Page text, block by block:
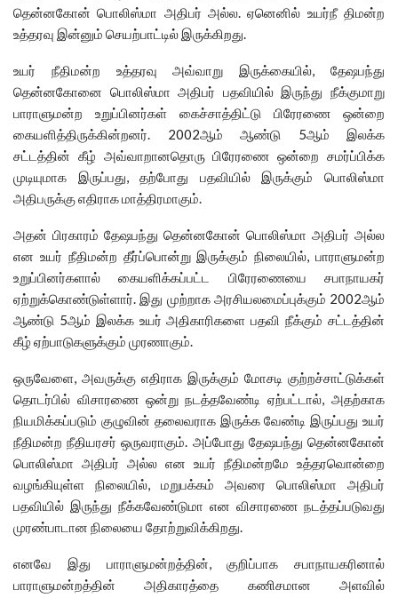
தென்னகோன் பொலிஸ்மா அதிபர் அல்ல. ஏனெனில் உயர்நீ திமன்ற
உத்தரவு இன்னும் செயற்பாட்டில் இருக்கிறது.
உயர் நீதிமன்ற உத்தரவு அவ்வாறு இருக்கையில், தேஷபந்து
தென்னகோனை பொலிஸ்மா அதிபர் பதவியில் இருந்து நீக்குமாறு
பாராளுமன்ற உறுப்பினர்கள் கைச்சாத்திட்டு பிரேரணை ஒன்றை
கையளித்திருக்கின்றனர். 2002ஆம் ஆண்டு 5ஆம் இலக்க
சட்டத்தின் கீழ் அவ்வாறானதொரு பிரேரணை ஒன்றை சமர்ப்பிக்க
முடியுமாக இருப்பது, தற்போது பதவியில் இருக்கும் பொலிஸ்மா
அதிபருக்கு எதிராக மாத்திரமாகும்.
அதன் பிரகாரம் தேஷபந்து தென்னகோன் பொலிஸ்மா அதிபர் அல்ல
என உயர் நீதிமன்ற தீர்ப்பொன்று இருக்கும் நிலையில், பாராளுமன்ற
உறுப்பினர்களால் கையளிக்கப்பட்ட பிரேரணையை சபாநாயகர்
ஏற்றுக்கொண்டுள்ளார். இது முற்றாக அரசியலமைப்புக்கும் 2002ஆம்
ஆண்டு 5ஆம் இலக்க உயர் அதிகாரிகளை பதவி நீக்கும் சட்டத்தின்
கீழ் ஏற்பாடுகளுக்கும் முரணாகும்.
ஒருவேளை, அவருக்கு எதிராக இருக்கும் மோசடி குற்றச்சாட்டுக்கள்
தொடர்பில் விசாரணை ஒன்று நடத்தவேண்டி ஏற்பட்டால், அதற்காக
நியமிக்கப்படும் குழுவின் தலைவராக இருக்க வேண்டி இருப்பது உயர்
நீதிமன்ற நீதியரசர் ஒருவராகும். அப்போது தேஷபந்து தென்னகோன்
பொலிஸ்மா அதிபர் அல்ல என உயர் நீதிமன்றமே உத்தரவொன்றை
வழங்கியுள்ள நிலையில், மறுபக்கம் அவரை பொலிஸ்மா அதிபர்
பதவியில் இருந்து நீக்கவேண்டுமா என விசாரணை நடத்தப்படுவது
முரண்பாடான நிலையை தோற்றுவிக்கிறது.
எனவே இது பாராளுமன்றத்தின், குறிப்பாக சபாநாயகரினால்
பாராளுமன்றத்தின் அதிகாரத்தை கணிசமான அளவில்